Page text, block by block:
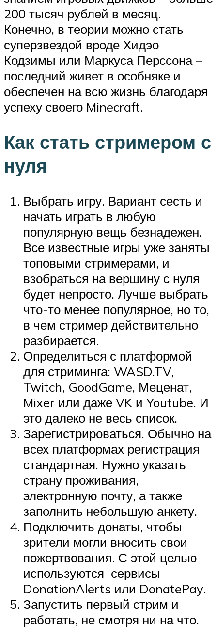
200 тысяч рублей в месяц.
Конечно, в теории можно стать
суперзвездой вроде Хидэо
Кодзимы или Маркуса Перссона –
последний живет в особняке и
обеспечен на всю жизнь благодаря
успеху своего Minecraft.
Как стать стримером с
нуля
Выбрать игру. Вариант сесть и
начать играть в любую
популярную вещь безнадежен.
Все известные игры уже заняты
топовыми стримерами, и
взобраться на вершину с нуля
будет непросто. Лучше выбрать
что-то менее популярное, но то,
в чем стример действительно
разбирается.
Определиться с платформой
для стриминга: WASD.TV,
Twitch, GoodGame, Меценат,
Mixer или даже VK и Youtube. И
это далеко не весь список.
Зарегистрироваться. Обычно на
всех платформах регистрация
стандартная. Нужно указать
страну проживания,
электронную почту, а также
заполнить небольшую анкету.
Подключить донаты, чтобы
зрители могли вносить свои
пожертвования. С этой целью
используются сервисы
DonationAlerts или DonatePay.
Запустить первый стрим и
работать, не смотря ни на что.